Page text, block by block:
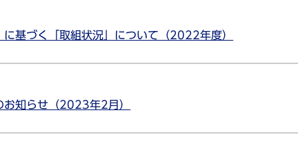
に基づく「取組状況」について（2022年度）
お知らせ（2023年2月）